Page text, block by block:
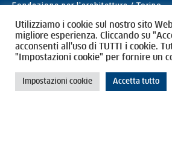
Fondazione per l'architettura / Torino
Designed by quattrolinee.it
Cookie Policy
Privacy Policy
Utilizziamo i cookie sul nostro sito
migliore esperienza. Cliccando su
acconsenti all'uso di TUTTI i cookie.
"Impostazioni cookie" per fornire un
Impostazioni cookie Accetta tutto